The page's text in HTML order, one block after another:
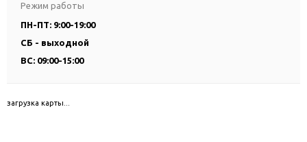
Режим работы
ПН-ПТ: 9:00-19:00
СБ - выходной
ВС: 09:00-15:00
загрузка карты...